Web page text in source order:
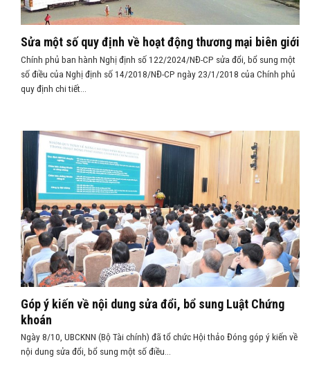
Sửa một số quy định về hoạt động thương mại biên giới
Chính phủ ban hành Nghị định số 122/2024/NĐ-CP sửa đổi, bổ sung một
số điều của Nghị định số 14/2018/NĐ-CP ngày 23/1/2018 của Chính phủ
quy định chi tiết...
Góp ý kiến về nội dung sửa đổi, bổ sung Luật Chứng
khoán
Ngày 8/10, UBCKNN (Bộ Tài chính) đã tổ chức Hội thảo Đóng góp ý kiến về
nội dung sửa đổi, bổ sung một số điều...